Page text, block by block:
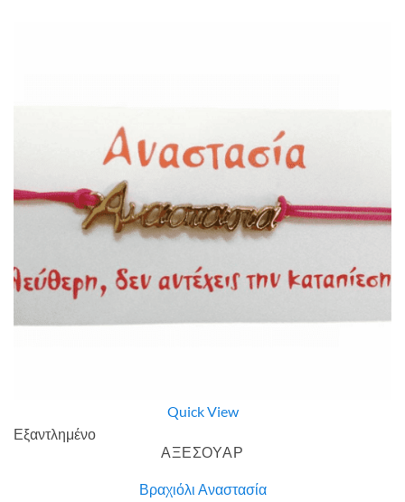
Quick View
Εξαντλημένο
ΑΞΕΣΟΥΑΡ
Βραχιόλι Αναστασία